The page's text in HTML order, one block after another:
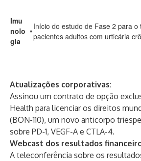
Imu
nolo
gia
◦ Início do estudo de Fase 2 para o
pacientes adultos com urticária
Atualizações corporativas:
Assinou um contrato de opção
Health para licenciar os direitos
(BON-110), um novo anticorpo
sobre PD-1, VEGF-A e CTLA-4.
Webcast dos resultados
A teleconferência sobre os